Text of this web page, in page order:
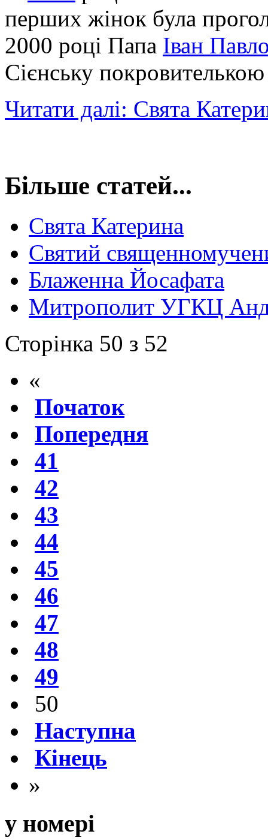
перших жінок була
2000 році Папа Іван
Сієнську
Читати далі: Свята
Більше статей...
Свята Катерина
Святий
Блаженна Йосафата
Митрополит УГКЦ
Сторінка 50 з 52
«
Початок
Попередня
41
42
43
44
45
46
47
48
49
50
Наступна
Кінець
»
у номері